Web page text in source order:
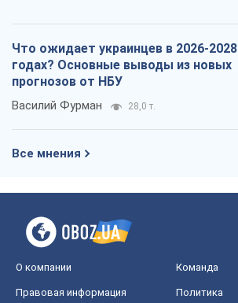
Что ожидает украинцев в 2026-2028
годах? Основные выводы из новых
прогнозов от НБУ
Василий Фурман 28,0 т.
Все мнения
О компании Команда
Правовая информация
Политика